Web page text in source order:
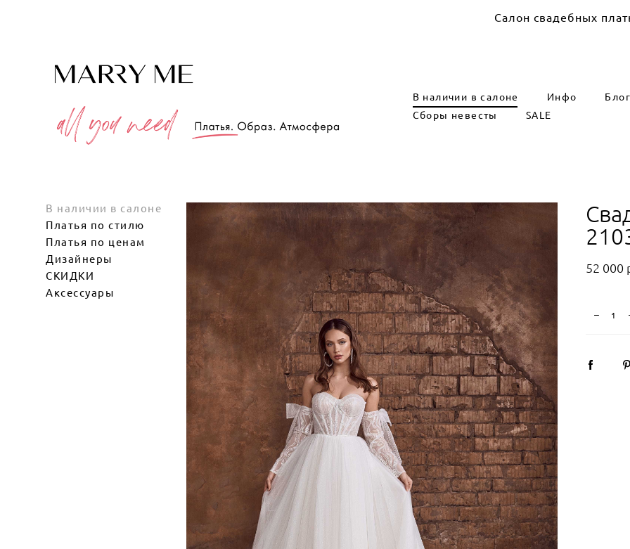
Салон свадебных платьев
В наличии в салоне Инфо Блог
Сборы невесты
SALE
В наличии в салоне
Платья по стилю
Платья по ценам
Дизайнеры
СКИДКИ
Аксессуары
52 000